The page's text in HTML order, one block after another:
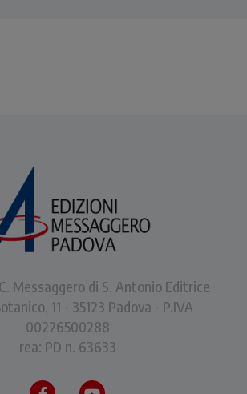
Messaggero di S. Antonio Editrice
11 - 35123 Padova - P.IVA
00226500288
rea: PD n. 63633